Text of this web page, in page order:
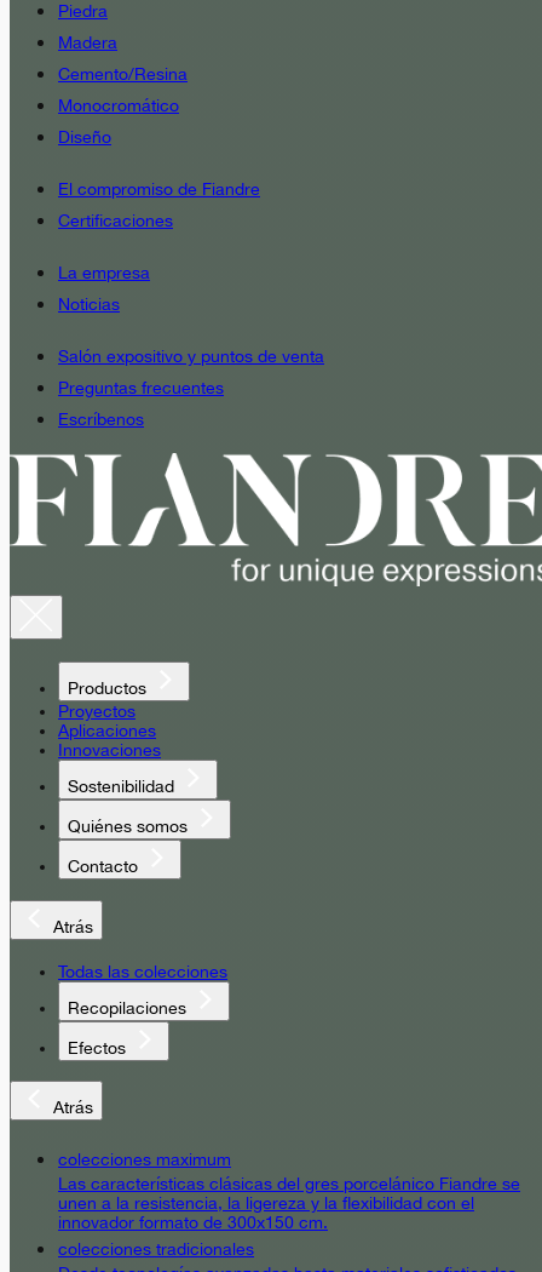
Piedra
Madera
Cemento/Resina
Monocromático
Diseño
El compromiso de Fiandre
Certificaciones
La empresa
Noticias
Salón expositivo y puntos de venta
Preguntas frecuentes
Escríbenos
Productos
Proyectos
Aplicaciones
Innovaciones
Sostenibilidad
Quiénes somos
Contacto
Atrás
Todas las colecciones
Recopilaciones
Efectos
Atrás
colecciones maximum
Las características clásicas del gres porcelánico Fiandre se
unen a la resistencia, la ligereza y la flexibilidad con el
innovador formato de 300x150 cm.
colecciones tradicionales